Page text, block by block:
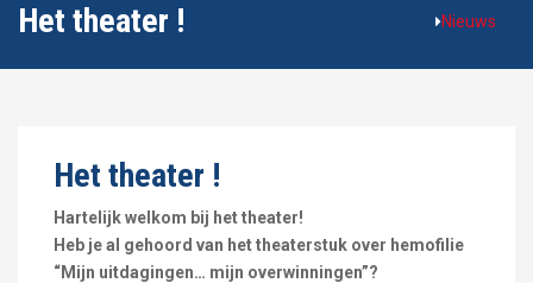
Het theater ! Nieuws
Het theater !
Hartelijk welkom bij het theater!
Heb je al gehoord van het theaterstuk over hemofilie
“Mijn uitdagingen… mijn overwinningen”?